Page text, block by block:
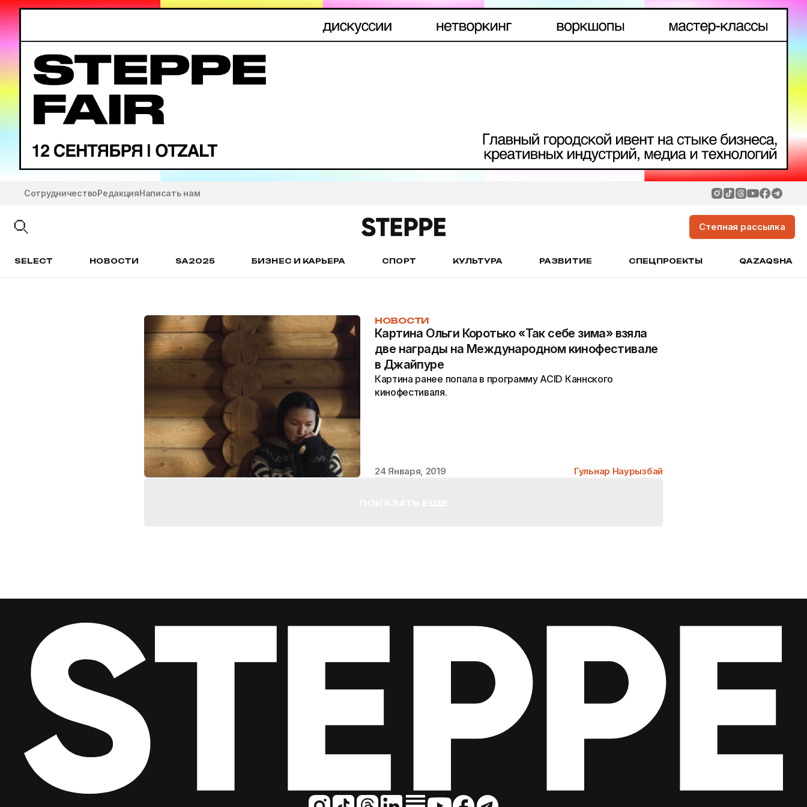
СотрудничествоРедакцияНаписать нам
Степная рассылка
SELECT НОВОСТИ SA2025 БИЗНЕС И КАРЬЕРА СПОРТ КУЛЬТУРА РАЗВИТИЕ СПЕЦПРОЕКТЫ QAZAQSHA
НОВОСТИ
Картина Ольги Коротько «Так себе зима» взяла
две награды на Международном кинофестивале
в Джайпуре
Картина ранее попала в программу ACID Каннского
кинофестиваля.
24 Января, 2019 Гульнар Наурызбай